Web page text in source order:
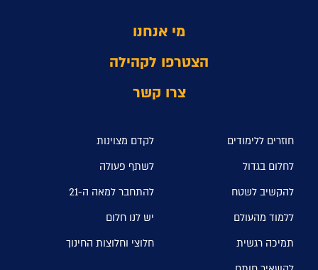
מי אנחנו
הצטרפו לקהילה
צרו קשר
חוזרים ללימודים
לקדם מצוינות
לחלום בגדול
לשתף פעולה
להקשיב לשטח
להתחבר למאה ה-21
ללמוד מהעולם
יש לנו חלום
תמיכה רגשית
חלוצי וחלוצות החינוך